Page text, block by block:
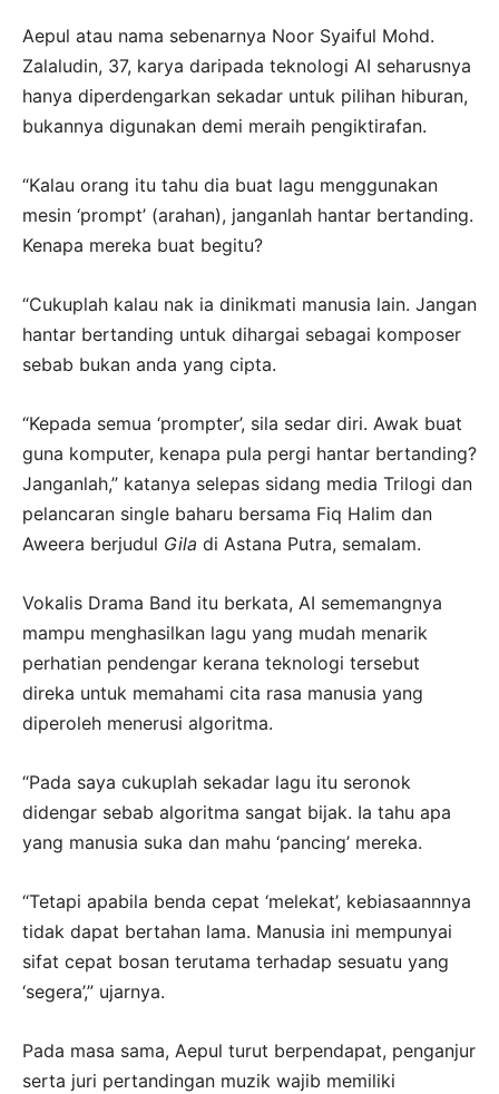
Aepul atau nama sebenarnya Noor Syaiful Mohd.
Zalaludin, 37, karya daripada teknologi AI seharusnya
hanya diperdengarkan sekadar untuk pilihan hiburan,
bukannya digunakan demi meraih pengiktirafan.
“Kalau orang itu tahu dia buat lagu menggunakan
mesin ‘prompt’ (arahan), janganlah hantar bertanding.
Kenapa mereka buat begitu?
“Cukuplah kalau nak ia dinikmati manusia lain. Jangan
hantar bertanding untuk dihargai sebagai komposer
sebab bukan anda yang cipta.
“Kepada semua ‘prompter’, sila sedar diri. Awak buat
guna komputer, kenapa pula pergi hantar bertanding?
Janganlah,” katanya selepas sidang media Trilogi dan
pelancaran single baharu bersama Fiq Halim dan
Aweera berjudul Gila di Astana Putra, semalam.
Vokalis Drama Band itu berkata, AI sememangnya
mampu menghasilkan lagu yang mudah menarik
perhatian pendengar kerana teknologi tersebut
direka untuk memahami cita rasa manusia yang
diperoleh menerusi algoritma.
“Pada saya cukuplah sekadar lagu itu seronok
didengar sebab algoritma sangat bijak. Ia tahu apa
yang manusia suka dan mahu ‘pancing’ mereka.
“Tetapi apabila benda cepat ‘melekat’, kebiasaannnya
tidak dapat bertahan lama. Manusia ini mempunyai
sifat cepat bosan terutama terhadap sesuatu yang
‘segera’,” ujarnya.
Pada masa sama, Aepul turut berpendapat, penganjur
serta juri pertandingan muzik wajib memiliki